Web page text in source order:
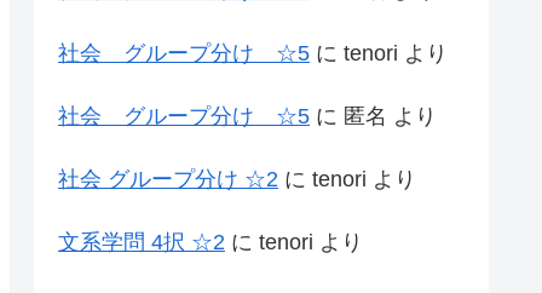
社会 グループ分け ☆5 に tenori より
社会 グループ分け ☆5 に 匿名 より
社会 グループ分け ☆2 に tenori より
文系学問 4択 ☆2 に tenori より